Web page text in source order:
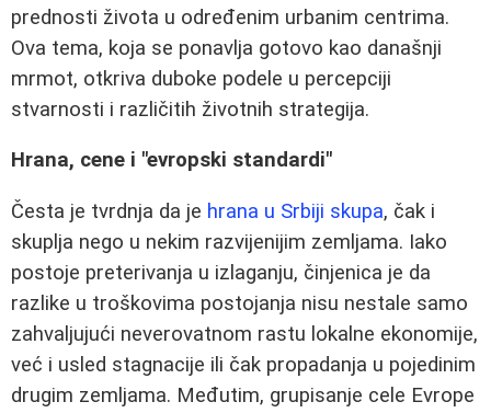
prednosti života u određenim urbanim centrima.
Ova tema, koja se ponavlja gotovo kao današnji
mrmot, otkriva duboke podele u percepciji
stvarnosti i različitih životnih strategija.
Hrana, cene i "evropski standardi"
Česta je tvrdnja da je hrana u Srbiji skupa, čak i
skuplja nego u nekim razvijenijim zemljama. Iako
postoje preterivanja u izlaganju, činjenica je da
razlike u troškovima postojanja nisu nestale samo
zahvaljujući neverovatnom rastu lokalne ekonomije,
već i usled stagnacije ili čak propadanja u pojedinim
drugim zemljama. Međutim, grupisanje cele Evrope